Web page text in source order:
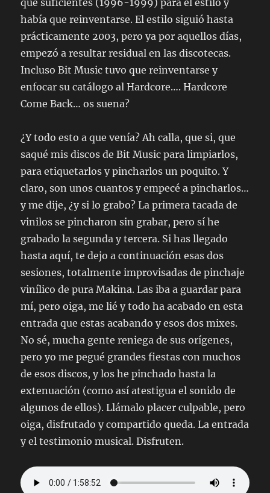
había que reinventarse. El estilo siguió hasta
prácticamente 2003, pero ya por aquellos días,
empezó a resultar residual en las discotecas.
Incluso Bit Music tuvo que reinventarse y
enfocar su catálogo al Hardcore…. Hardcore
Come Back… os suena?
¿Y todo esto a que venía? Ah calla, que si, que
saqué mis discos de Bit Music para limpiarlos,
para etiquetarlos y pincharlos un poquito. Y
claro, son unos cuantos y empecé a pincharlos…
y me dije, ¿y si lo grabo? La primera tacada de
vinilos se pincharon sin grabar, pero sí he
grabado la segunda y tercera. Si has llegado
hasta aquí, te dejo a continuación esas dos
sesiones, totalmente improvisadas de pinchaje
vinílico de pura Makina. Las iba a guardar para
mí, pero oiga, me lié y todo ha acabado en esta
entrada que estas acabando y esos dos mixes.
No sé, mucha gente reniega de sus orígenes,
pero yo me pegué grandes fiestas con muchos
de esos discos, y los he pinchado hasta la
extenuación (como así atestigua el sonido de
algunos de ellos). Llámalo placer culpable, pero
oiga, disfrutado y compartido queda. La entrada
y el testimonio musical. Disfruten.